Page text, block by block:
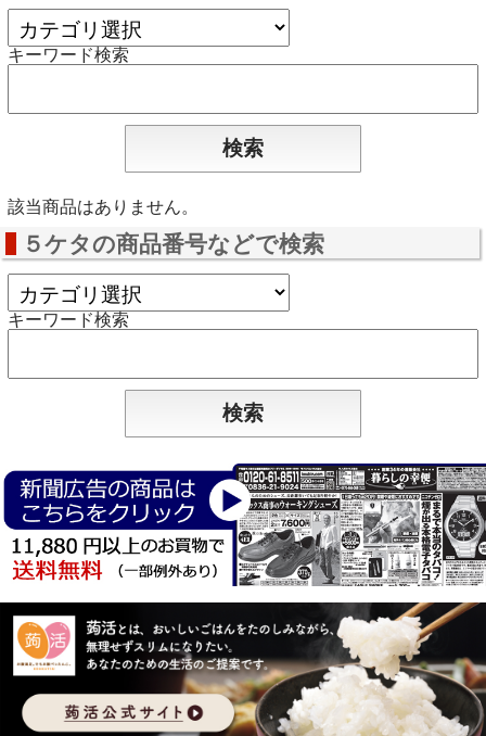
キーワード検索
該当商品はありません。
５ケタの商品番号などで検索
キーワード検索